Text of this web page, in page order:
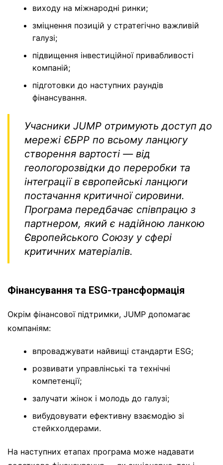
виходу на міжнародні ринки;
зміцнення позицій у стратегічно важливій
галузі;
підвищення інвестиційної привабливості
компаній;
підготовки до наступних раундів
фінансування.
Учасники JUMP отримують доступ до
мережі ЄБРР по всьому ланцюгу
створення вартості — від
геологорозвідки до переробки та
інтеграції в європейські ланцюги
постачання критичної сировини.
Програма передбачає співпрацю з
партнером, який є надійною ланкою
Європейського Союзу у сфері
критичних матеріалів.
Фінансування та ESG-трансформація
Окрім фінансової підтримки, JUMP допомагає
компаніям:
впроваджувати найвищі стандарти ESG;
розвивати управлінські та технічні
компетенції;
залучати жінок і молодь до галузі;
вибудовувати ефективну взаємодію зі
стейкхолдерами.
На наступних етапах програма може надавати